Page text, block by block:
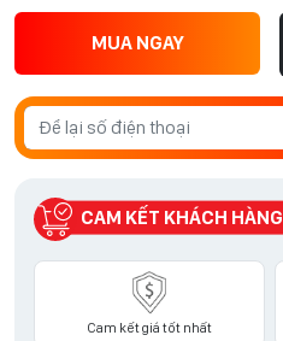
MUA NGAY
CAM KẾT KHÁCH HÀNG
Cam kết giá tốt nhất